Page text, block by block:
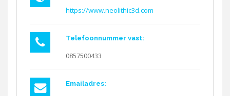
https://www.neolithic3d.com
Telefoonnummer vast:
0857500433
Emailadres: